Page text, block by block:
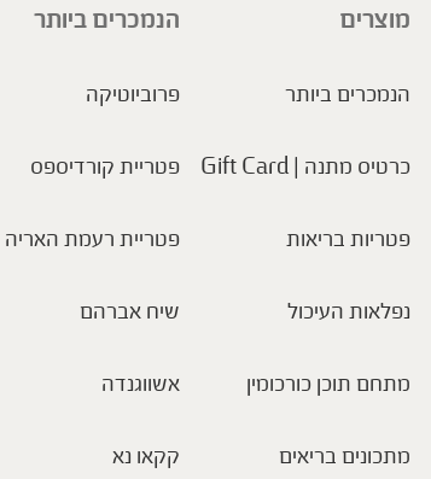
מוצרים
הנמכרים ביותר
כרטיס מתנה | Gift Card
פטריות בריאות
נפלאות העיכול
מתחם תוכן כורכומין
מתכונים בריאים
הנמכרים ביותר
פרוביוטיקה
פטריית קורדיספס
פטריית רעמת האריה
שיח אברהם
אשווגנדה
קקאו נא